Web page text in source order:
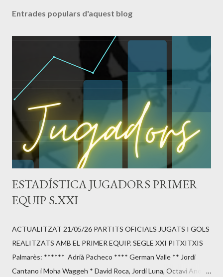
Entrades populars d'aquest blog
ESTADÍSTICA JUGADORS PRIMER
EQUIP S.XXI
ACTUALITZAT 21/05/26 PARTITS OFICIALS JUGATS I GOLS
REALITZATS AMB EL PRIMER EQUIP. SEGLE XXI PITXITXIS
Palmarès: ****** Adrià Pacheco **** German Valle ** Jordi
Cantano i Moha Waggeh * David Roca, Jordi Luna, Octavi Anoro,